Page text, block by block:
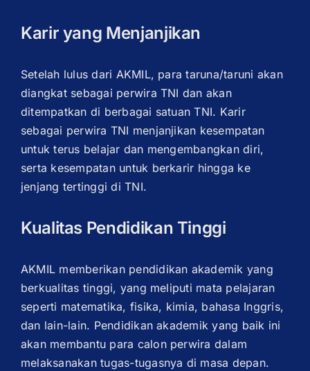
Karir yang Menjanjikan
Setelah lulus dari AKMIL, para taruna/taruni akan
diangkat sebagai perwira TNI dan akan
ditempatkan di berbagai satuan TNI. Karir
sebagai perwira TNI menjanjikan kesempatan
untuk terus belajar dan mengembangkan diri,
serta kesempatan untuk berkarir hingga ke
jenjang tertinggi di TNI.
Kualitas Pendidikan Tinggi
AKMIL memberikan pendidikan akademik yang
berkualitas tinggi, yang meliputi mata pelajaran
seperti matematika, fisika, kimia, bahasa Inggris,
dan lain-lain. Pendidikan akademik yang baik ini
akan membantu para calon perwira dalam
melaksanakan tugas-tugasnya di masa depan.